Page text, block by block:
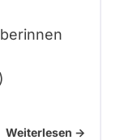
Weiterlesen ->